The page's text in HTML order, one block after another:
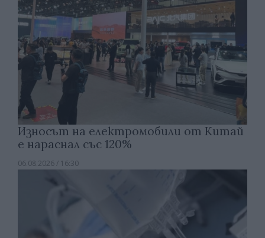
Износът на електромобили от Китай
е нараснал със 120%
06.08.2026 / 16:30